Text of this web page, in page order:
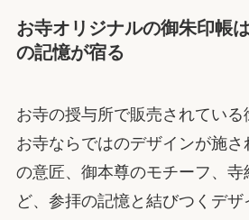
お寺オリジナルの御朱印帳
の記憶が宿る
お寺の授与所で販売されてい
お寺ならではのデザインが施
の意匠、御本尊のモチーフ、寺
ど、参拝の記憶と結びつくデ